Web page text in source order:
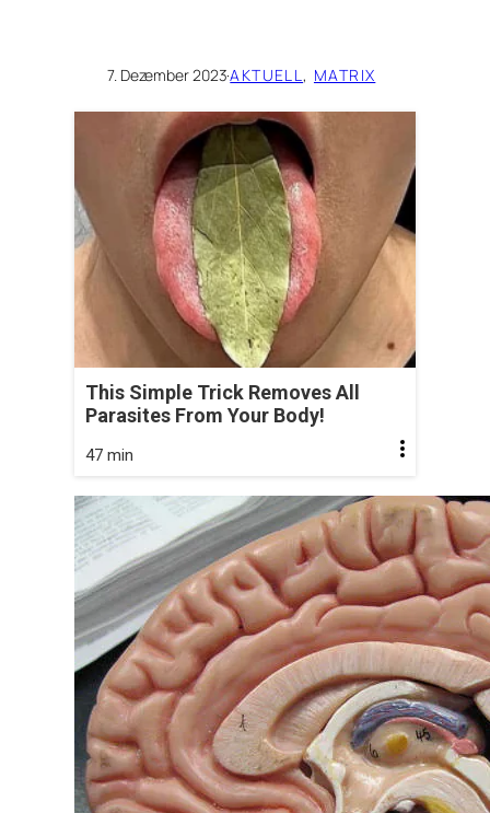
7. Dezember 2023·AKTUELL , MATRIX
This Simple Trick Removes All
Parasites From Your Body!
47 min